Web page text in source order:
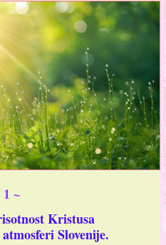
1 ~
Kristusa
Slovenije.